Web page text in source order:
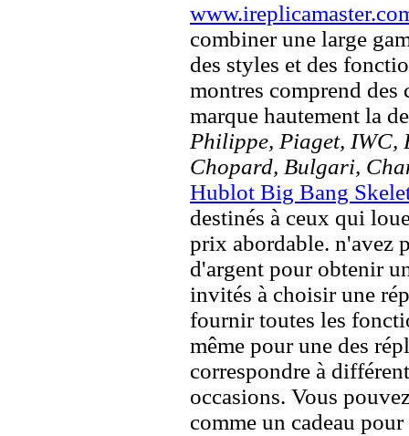
combiner une large
des styles et des
montres comprend des
marque hautement la
Philippe, Piaget, IWC,
Chopard, Bulgari,
Hublot Big Bang
destinés à ceux qui
prix abordable. n'avez
d'argent pour obtenir
invités à choisir une
fournir toutes les
même pour une des
correspondre à
occasions. Vous
comme un cadeau